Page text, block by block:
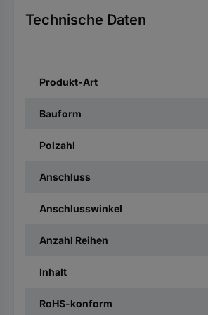
Technische Daten
Produkt-Art
Bauform
Polzahl
Anschluss
Anschlusswinkel
Anzahl Reihen
Inhalt
RoHS-konform